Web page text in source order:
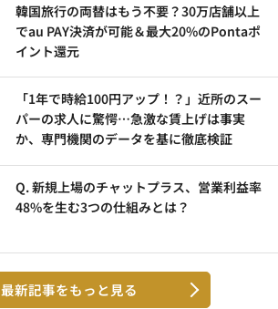
韓国旅行の両替はもう不要？30万店舗以上
でau PAY決済が可能＆最大20%のPontaポ
イント還元
「1年で時給100円アップ！？」近所のスー
パーの求人に驚愕…急激な賃上げは事実
か、専門機関のデータを基に徹底検証
Q. 新規上場のチャットプラス、営業利益率
48%を生む3つの仕組みとは？
最新記事をもっと見る